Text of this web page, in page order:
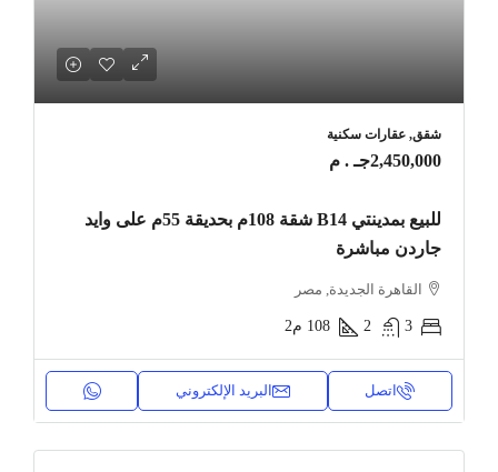
شقق, عقارات سكنية
2,450,000جـ . م
للبيع بمدينتي B14 شقة 108م بحديقة 55م على وايد
جاردن مباشرة
القاهرة الجديدة, مصر
3
2
108 م2
اتصل البريد الإلكتروني